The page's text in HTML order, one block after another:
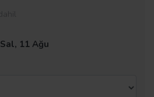
Sal, 11 Ağu